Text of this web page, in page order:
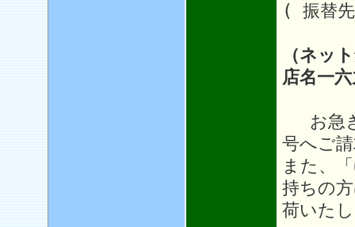
( 振替
（ネッ
店名一
お急ぎ
号へご
また、
持ちの
荷いた